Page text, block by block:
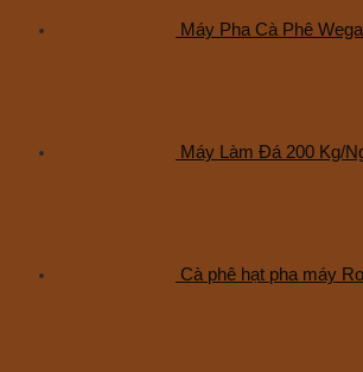
Máy Pha Cà Phê
Máy Làm Đá 200 Kg/
Cà phê hạt pha máy